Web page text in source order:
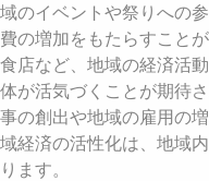
域のイベントや祭りへの
費の増加をもたらすこと
食店など、地域の経済活
体が活気づくことが期待
事の創出や地域の雇用の
域経済の活性化は、地域
ります。